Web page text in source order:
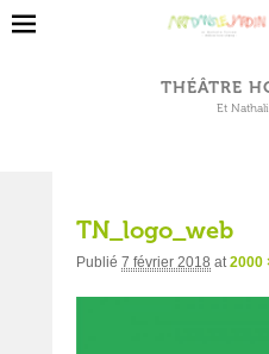
THÉÂTRE
Et
TN_logo_web
Publié 7 février 2018 at2000